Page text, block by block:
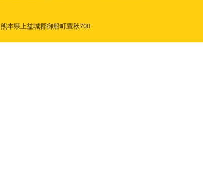
熊本県上益城郡御船町豊秋700